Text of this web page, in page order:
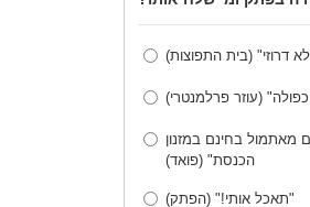
דרוזי" (בית התפוצות)
(עוזר פרלמנטרי)
מאתמול בחינם במזנון
הכנסת" (פואד)
"תאכל אותי!" (הפתק)